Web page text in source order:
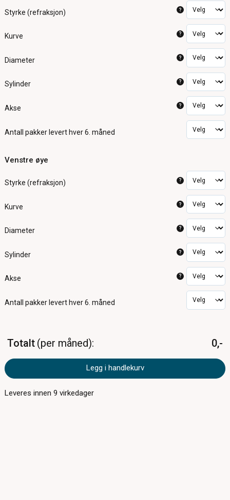
Styrke (refraksjon) ?
Kurve ?
Diameter ?
Sylinder ?
Akse ?
Antall pakker levert hver 6. måned
Venstre øye
Styrke (refraksjon) ?
Kurve ?
Diameter ?
Sylinder ?
Akse ?
Antall pakker levert hver 6. måned
Totalt per måned 0,-
Legg i handlekurv
Leveres innen9 virkedager